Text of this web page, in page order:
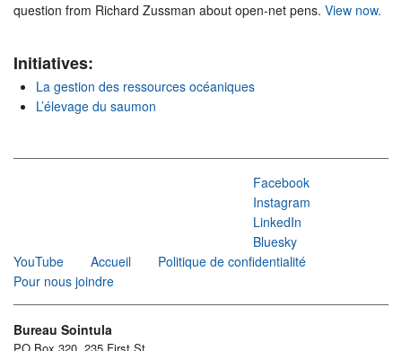
question from Richard Zussman about open-net pens. View now.
Initiatives:
La gestion des ressources océaniques
L’élevage du saumon
Facebook
Instagram
LinkedIn
Bluesky
YouTube
Accueil
Politique de confidentialité
Pour nous joindre
Bureau Sointula